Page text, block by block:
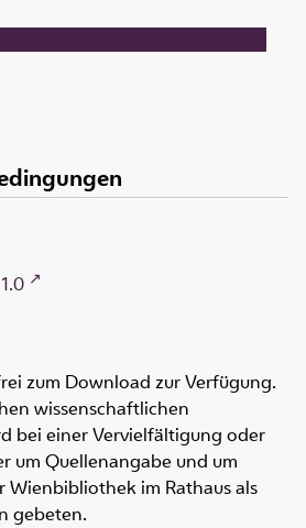
zum Download zur Verfügung.
wissenschaftlichen
bei einer Vervielfältigung oder
um Quellenangabe und um
Wienbibliothek im Rathaus als
gebeten.